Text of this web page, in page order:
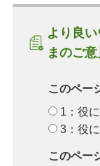
より良
まのご
このペー
1：役
3：役
このペー